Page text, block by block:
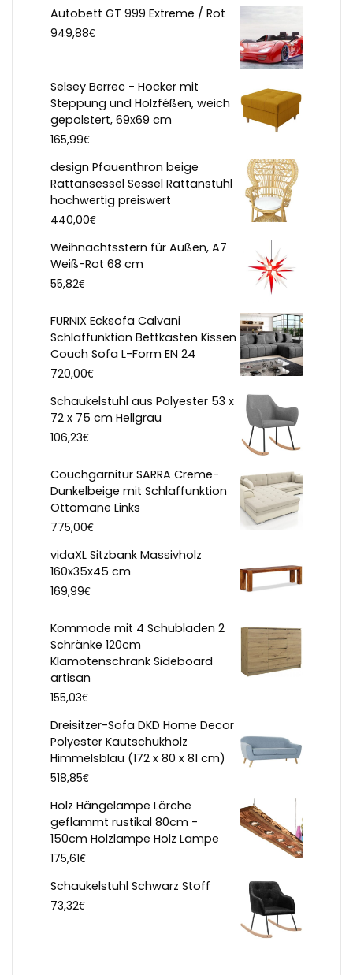
Autobett GT 999 Extreme / Rot
949,88€
Selsey Berrec - Hocker mit
Steppung und Holzféßen, weich
gepolstert, 69x69 cm
165,99€
design Pfauenthron beige
Rattansessel Sessel Rattanstuhl
hochwertig preiswert
440,00€
Weihnachtsstern für Außen, A7
Weiß-Rot 68 cm
55,82€
FURNIX Ecksofa Calvani
Schlaffunktion Bettkasten Kissen
Couch Sofa L-Form EN 24
720,00€
Schaukelstuhl aus Polyester 53 x
72 x 75 cm Hellgrau
106,23€
Couchgarnitur SARRA Creme-
Dunkelbeige mit Schlaffunktion
Ottomane Links
775,00€
vidaXL Sitzbank Massivholz
160x35x45 cm
169,99€
Kommode mit 4 Schubladen 2
Schränke 120cm
Klamotenschrank Sideboard
artisan
155,03€
Dreisitzer-Sofa DKD Home Decor
Polyester Kautschukholz
Himmelsblau (172 x 80 x 81 cm)
518,85€
Holz Hängelampe Lärche
geflammt rustikal 80cm -
150cm Holzlampe Holz Lampe
175,61€
Schaukelstuhl Schwarz Stoff
73,32€